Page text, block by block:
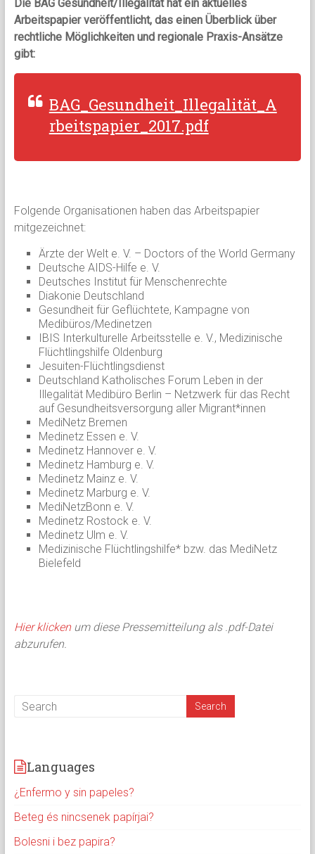
Die BAG Gesundheit/Illegalität hat ein aktuelles
Arbeitspapier veröffentlicht, das einen Überblick über
rechtliche Möglichkeiten und regionale Praxis-Ansätze
gibt:
BAG_Gesundheit_Illegalität_A
rbeitspapier_2017.pdf
Folgende Organisationen haben das Arbeitspapier
mitgezeichnet:
Ärzte der Welt e. V. – Doctors of the World Germany
Deutsche AIDS-Hilfe e. V.
Deutsches Institut für Menschenrechte
Diakonie Deutschland
Gesundheit für Geflüchtete, Kampagne von
Medibüros/Medinetzen
IBIS Interkulturelle Arbeitsstelle e. V., Medizinische
Flüchtlingshilfe Oldenburg
Jesuiten-Flüchtlingsdienst
Deutschland Katholisches Forum Leben in der
Illegalität Medibüro Berlin – Netzwerk für das Recht
auf Gesundheitsversorgung aller Migrant*innen
MediNetz Bremen
Medinetz Essen e. V.
Medinetz Hannover e. V.
Medinetz Hamburg e. V.
Medinetz Mainz e. V.
Medinetz Marburg e. V.
MediNetzBonn e. V.
Medinetz Rostock e. V.
Medinetz Ulm e. V.
Medizinische Flüchtlingshilfe* bzw. das MediNetz
Bielefeld
Hier klickenum diese Pressemitteilung als .pdf-Datei
abzurufen.
Languages
¿Enfermo y sin papeles?
Beteg és nincsenek papírjai?
Bolesni i bez papira?